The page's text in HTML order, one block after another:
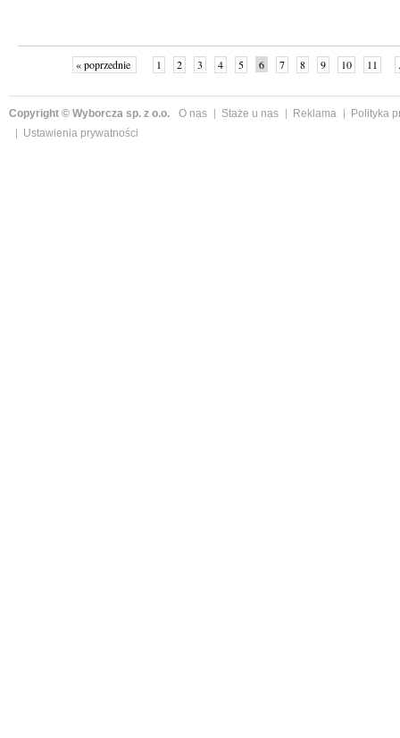
« poprzednie 1 2 3 4 5 6 7 8 9 10 11
Copyright © Wyborcza sp. z o.o. O nas Staże u nas Reklama
Polityka
Ustawienia prywatności